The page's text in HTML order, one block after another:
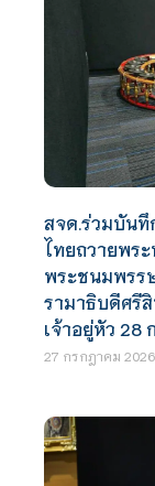
สจด.ร่วมบันทึ
ไทยถวายพร
พระชนมพรร
รามาธิบดีศรี
เจ้าอยู่หัว 28
27 กรกฎาคม 2026